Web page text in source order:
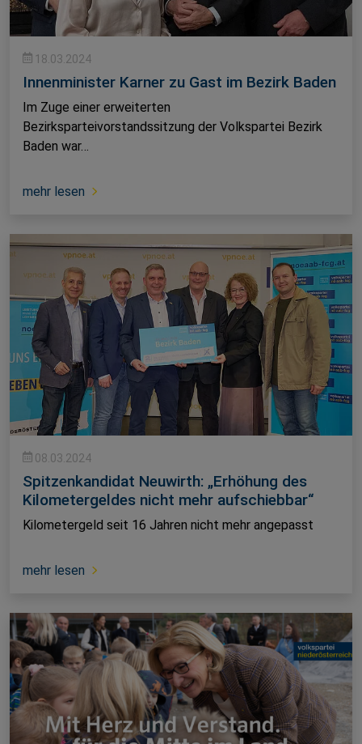
18.03.2024
Innenminister Karner zu Gast im Bezirk Baden
Im Zuge einer erweiterten
Bezirksparteivorstandssitzung der Volkspartei Bezirk
Baden war…
mehr lesen
08.03.2024
Spitzenkandidat Neuwirth: „Erhöhung des
Kilometergeldes nicht mehr aufschiebbar“
Kilometergeld seit 16 Jahren nicht mehr angepasst
mehr lesen